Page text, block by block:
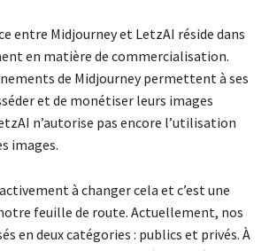
entre Midjourney et LetzAI réside dans
en matière de commercialisation.
de Midjourney permettent à ses
et de monétiser leurs images
n’autorise pas encore l’utilisation
images.
à changer cela et c’est une
feuille de route. Actuellement, nos
en deux catégories : publics et privés. À